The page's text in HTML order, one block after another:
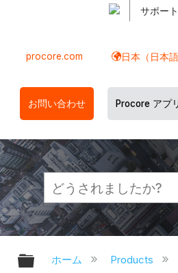
サポート
procore.com 日本（日本語
お問い合わせ Procore アプ
グローバル階層
ホーム Products